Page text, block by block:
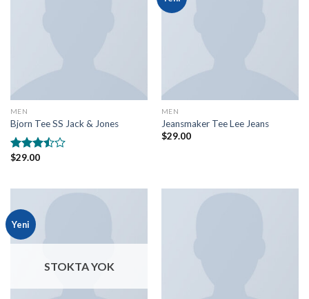
MEN
Bjorn Tee SS Jack & Jones
5
aldı
$29.00
MEN
Jeansmaker Tee Lee Jeans
$29.00
Yeni
STOKTA YOK